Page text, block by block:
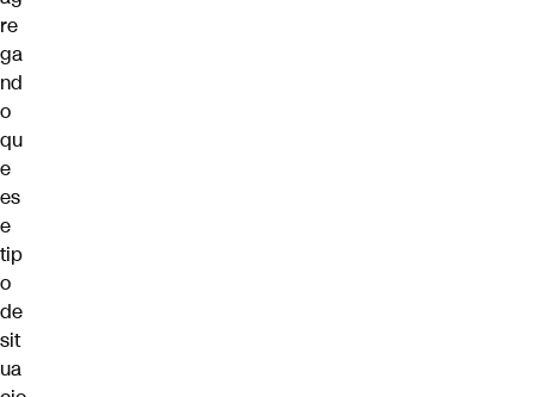
re
ga
nd
o
qu
e
es
e
tip
o
de
sit
ua